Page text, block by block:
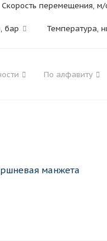
Скорость перемещения, м/
бар Температура,
По алфавиту